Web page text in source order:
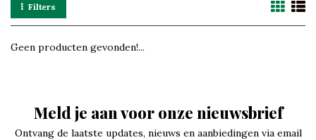
Filters
Geen producten gevonden!...
Meld je aan voor onze nieuwsbrief
Ontvang de laatste updates, nieuws en aanbiedingen via email